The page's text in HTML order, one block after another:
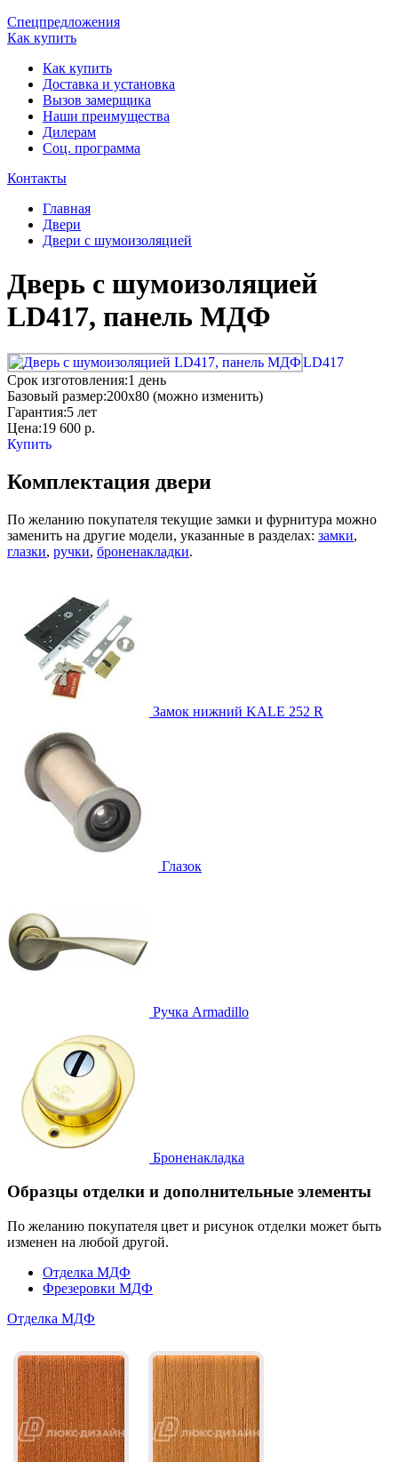
Спецпредложения
Как купить
Как купить
Доставка и установка
Вызов замерщика
Наши преимущества
Дилерам
Соц. программа
Контакты
Главная
Двери
Двери с шумоизоляцией
Дверь с шумоизоляцией
LD417, панель МДФ
LD417
Срок изготовления:1 день
Базовый размер:200x80 (можно изменить)
Гарантия:5 лет
Цена:19 600 р.
Купить
Комплектация двери
По желанию покупателя текущие замки и фурнитура можно
заменить на другие модели, указанные в разделах: замки,
глазки, ручки, броненакладки.
Замок нижний KALE 252 R
Глазок
Ручка Armadillo
Броненакладка
Образцы отделки и дополнительные элементы
По желанию покупателя цвет и рисунок отделки может быть
изменен на любой другой.
Отделка МДФ
Фрезеровки МДФ
Отделка МДФ